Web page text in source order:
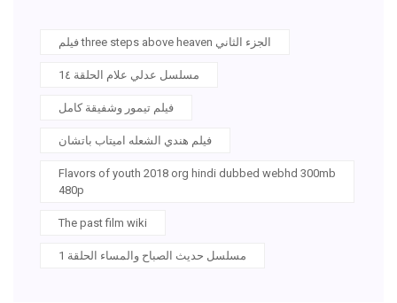
فيلم three steps above heaven الجزء الثاني
مسلسل عدلي علام الحلقة 1٤
فيلم تيمور وشفيقة كامل
فيلم هندي الشعله اميتاب باتشان
Flavors of youth 2018 org hindi dubbed webhd 300mb
480p
The past film wiki
مسلسل حديث الصباح والمساء الحلقة 1